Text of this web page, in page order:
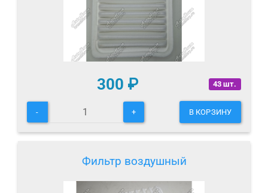
43 шт.
300 ₽
- + В КОРЗИНУ
Фильтр воздушный